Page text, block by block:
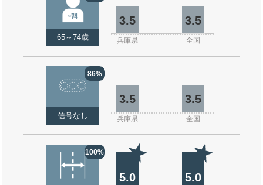
65～74歳
3.5 3.5
兵庫県 全国
86%
信号なし
3.5 3.5
兵庫県 全国
100%
5.0 5.0